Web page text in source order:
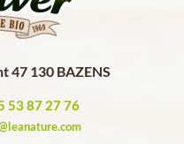
47 130 BAZENS
53 87 27 76